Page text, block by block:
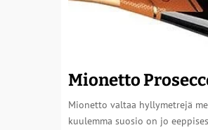
Mionetto
Mionetto valtaa hyllymetrejä
kuulemma suosio on jo